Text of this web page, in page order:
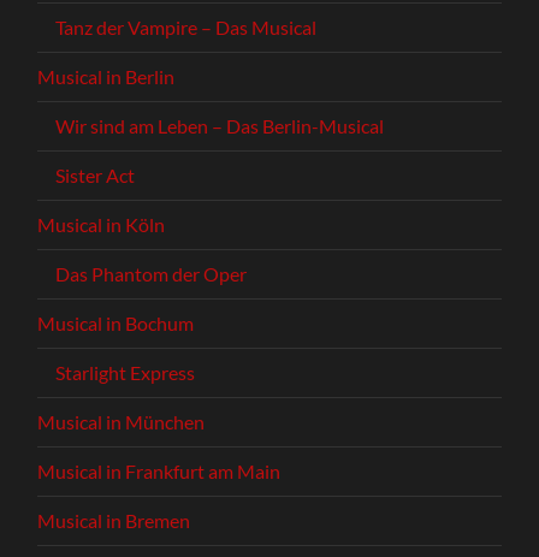
Tanz der Vampire – Das Musical
Musical in Berlin
Wir sind am Leben – Das Berlin-Musical
Sister Act
Musical in Köln
Das Phantom der Oper
Musical in Bochum
Starlight Express
Musical in München
Musical in Frankfurt am Main
Musical in Bremen